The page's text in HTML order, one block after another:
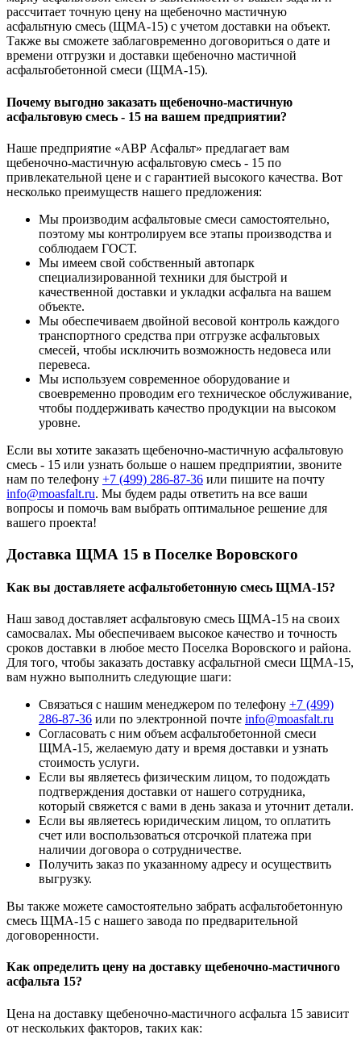
рассчитает точную цену на щебеночно мастичную
асфальтную смесь (ЩМА-15) с учетом доставки на объект.
Также вы сможете заблаговременно договориться о дате и
времени отгрузки и доставки щебеночно мастичной
асфальтобетонной смеси (ЩМА-15).
Почему выгодно заказать щебеночно-мастичную
асфальтовую смесь - 15 на вашем предприятии?
Наше предприятие «АВР Асфальт» предлагает вам
щебеночно-мастичную асфальтовую смесь - 15 по
привлекательной цене и с гарантией высокого качества. Вот
несколько преимуществ нашего предложения:
Мы производим асфальтовые смеси самостоятельно,
поэтому мы контролируем все этапы производства и
соблюдаем ГОСТ.
Мы имеем свой собственный автопарк
специализированной техники для быстрой и
качественной доставки и укладки асфальта на вашем
объекте.
Мы обеспечиваем двойной весовой контроль каждого
транспортного средства при отгрузке асфальтовых
смесей, чтобы исключить возможность недовеса или
перевеса.
Мы используем современное оборудование и
своевременно проводим его техническое обслуживание,
чтобы поддерживать качество продукции на высоком
уровне.
Если вы хотите заказать щебеночно-мастичную асфальтовую
смесь - 15 или узнать больше о нашем предприятии, звоните
нам по телефону +7 (499) 286-87-36 или пишите на почту
info@moasfalt.ru. Мы будем рады ответить на все ваши
вопросы и помочь вам выбрать оптимальное решение для
вашего проекта!
Доставка ЩМА 15 в Поселке Воровского
Как вы доставляете асфальтобетонную смесь ЩМА-15?
Наш завод доставляет асфальтовую смесь ЩМА-15 на своих
самосвалах. Мы обеспечиваем высокое качество и точность
сроков доставки в любое место Поселка Воровского и района.
Для того, чтобы заказать доставку асфальтной смеси ЩМА-15,
вам нужно выполнить следующие шаги:
Связаться с нашим менеджером по телефону +7 (499)
286-87-36 или по электронной почте info@moasfalt.ru
Согласовать с ним объем асфальтобетонной смеси
ЩМА-15, желаемую дату и время доставки и узнать
стоимость услуги.
Если вы являетесь физическим лицом, то подождать
подтверждения доставки от нашего сотрудника,
который свяжется с вами в день заказа и уточнит детали.
Если вы являетесь юридическим лицом, то оплатить
счет или воспользоваться отсрочкой платежа при
наличии договора о сотрудничестве.
Получить заказ по указанному адресу и осуществить
выгрузку.
Вы также можете самостоятельно забрать асфальтобетонную
смесь ЩМА-15 с нашего завода по предварительной
договоренности.
Как определить цену на доставку щебеночно-мастичного
асфальта 15?
Цена на доставку щебеночно-мастичного асфальта 15 зависит
от нескольких факторов, таких как: